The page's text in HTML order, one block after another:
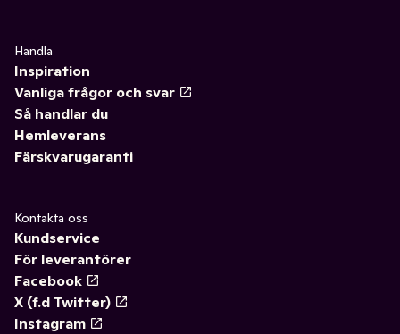
Handla
Inspiration
Vanliga frågor och svar
Så handlar du
Hemleverans
Färskvarugaranti
Kontakta oss
Kundservice
För leverantörer
Facebook
X (f.d Twitter)
Instagram